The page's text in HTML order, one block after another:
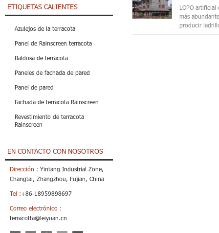
ETIQUETAS CALIENTES
Azulejos de la terracota
Panel de Rainscreen terracota
Baldosa de terracota
Paneles de fachada de pared
Panel de pared
Fachada de terracota Rainscreen
Revestimiento de terracota
Rainscreen
EN CONTACTO CON NOSOTROS
Dirección : Yintang Industrial Zone,
Changtai, Zhangzhou, Fujian, China
Tel :+86-18959898697
Correo electrónico :
terracotta@leiyuan.cn
LOPO
más
producir